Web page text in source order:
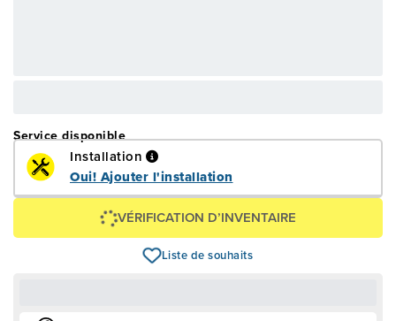
Service disponible
Installation
Oui! Ajouter l'installation
VÉRIFICATION D’INVENTAIRE
Liste de souhaits